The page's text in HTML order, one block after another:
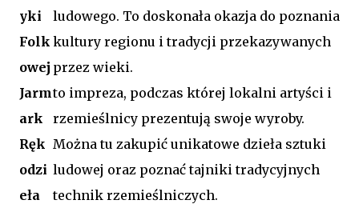
yki
Folk
owej
ludowego. To doskonała okazja do poznania
kultury regionu i tradycji przekazywanych
przez wieki.
Jarm
ark
Ręk
odzi
eła
to impreza, podczas której lokalni artyści i
rzemieślnicy prezentują swoje wyroby.
Można tu zakupić unikatowe dzieła sztuki
ludowej oraz poznać tajniki tradycyjnych
technik rzemieślniczych.